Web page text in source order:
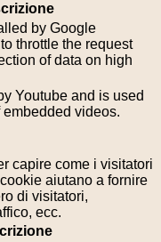
by Google
throttle the request
of data on high
Youtube and is used
videos.
capire come i visitatori
aiutano a fornire
di visitatori,
ecc.